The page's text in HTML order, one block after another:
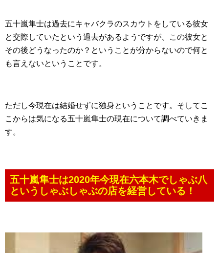
五十嵐隼士は過去にキャバクラのスカウトをしている彼女
と交際していたという過去があるようですが、この彼女と
その後どうなったのか？ということが分からないので何と
も言えないということです。
ただし今現在は結婚せずに独身ということです。そしてこ
こからは気になる五十嵐隼士の現在について調べていきま
す。
五十嵐隼士は2020年今現在六本木でしゃぶ八
というしゃぶしゃぶの店を経営している！